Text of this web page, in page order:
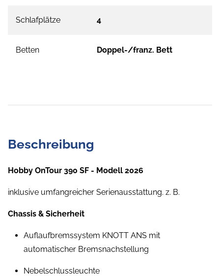
Schlafplätze 4
Betten Doppel-/franz. Bett
Beschreibung
Hobby OnTour 390 SF - Modell 2026
inklusive umfangreicher Serienausstattung. z. B.
Chassis & Sicherheit
Auflaufbremssystem KNOTT ANS mit
automatischer Bremsnachstellung
Nebelschlussleuchte